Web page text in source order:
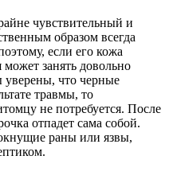
чувствительный и
образом всегда
если его кожа
занять довольно
уверены, что черные
травмы, то
не потребуется. После
отпадет сама собой.
раны или язвы,